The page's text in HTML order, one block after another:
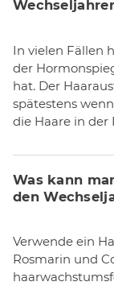
In vielen Fällen
der
hat. Der
spätestens
die Haare in der
Was kann
den
Verwende ein
Rosmarin und